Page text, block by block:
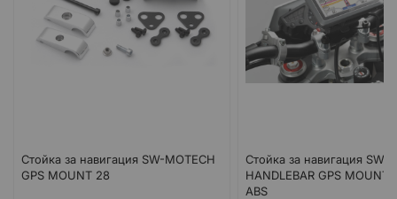
Стойка за навигация SW-MOTECH
GPS MOUNT 28
Стойка за навигация SW-
HANDLEBAR GPS MOUNT
ABS